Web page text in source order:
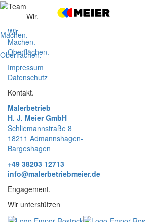
Machen.
Oberflächen.
Wir.
Wir.
Machen.
Oberflächen.
Impressum
Datenschutz
Kontakt.
Malerbetrieb
H. J. Meier GmbH
Schliemannstraße 8
18211 Admannshagen-
Bargeshagen
+49 38203 12713
info@malerbetriebmeier.de
Engagement.
Wir unterstützen